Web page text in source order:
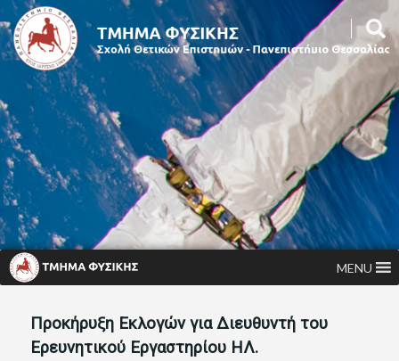
MENU
Προκήρυξη Eκλογών για Διευθυντή του
Eρευνητικού Eργαστηρίου ΗΛ.